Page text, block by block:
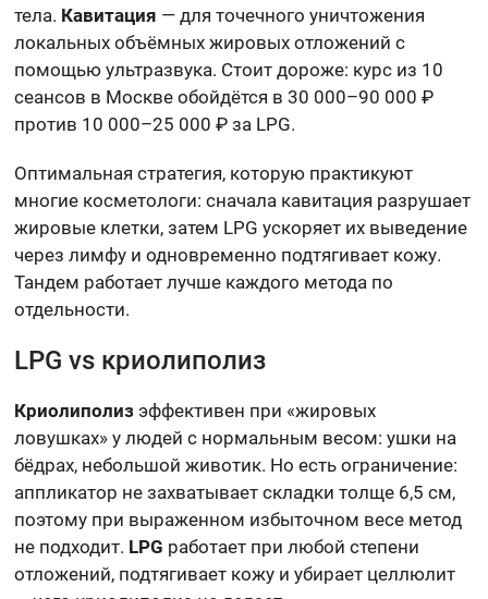
тела. Кавитация — для точечного уничтожения
локальных объёмных жировых отложений с
помощью ультразвука. Стоит дороже: курс из 10
сеансов в Москве обойдётся в 30 000–90 000 ₽
против 10 000–25 000 ₽ за LPG.
Оптимальная стратегия, которую практикуют
многие косметологи: сначала кавитация разрушает
жировые клетки, затем LPG ускоряет их выведение
через лимфу и одновременно подтягивает кожу.
Тандем работает лучше каждого метода по
отдельности.
LPG vs криолиполиз
Криолиполиз эффективен при «жировых
ловушках» у людей с нормальным весом: ушки на
бёдрах, небольшой животик. Но есть ограничение:
аппликатор не захватывает складки толще 6,5 см,
поэтому при выраженном избыточном весе метод
не подходит. LPG работает при любой степени
отложений, подтягивает кожу и убирает целлюлит